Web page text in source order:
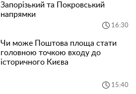
16:30
Запорізький та Покровський
напрямки
15:40
Чи може Поштова площа стати
головною точкою входу до
історичного Києва